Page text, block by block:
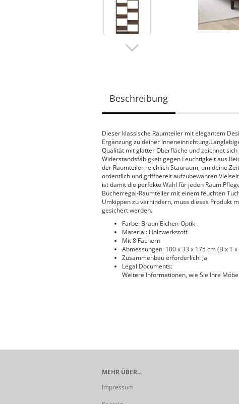
Beschreibung
Dieser klassische Raumteiler mit elegantem
Ergänzung zu deiner
Qualität mit glatter Oberfläche und zeichnet
Widerstandsfähigkeit gegen Feuchtigkeit
der Raumteiler reichlich Stauraum, um deine
ordentlich und griffbereit
ist damit die perfekte Wahl für jeden
Bücherregal-Raumteiler mit einem feuchten
Umkippen zu verhindern, muss dieses Produkt
gesichert werden.
Farbe: Braun Eichen-Optik
Material: Holzwerkstoff
Mit 8 Fächern
Abmessungen: 100 x 33 x 175 cm (B x T x
Zusammenbau erforderlich: Ja
Legal Documents:
Weitere Informationen, wie Sie Ihre
MEHR ÜBER...
Impressum